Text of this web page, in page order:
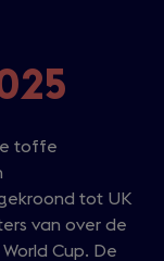
toffe
tot UK
van over de
Cup. De